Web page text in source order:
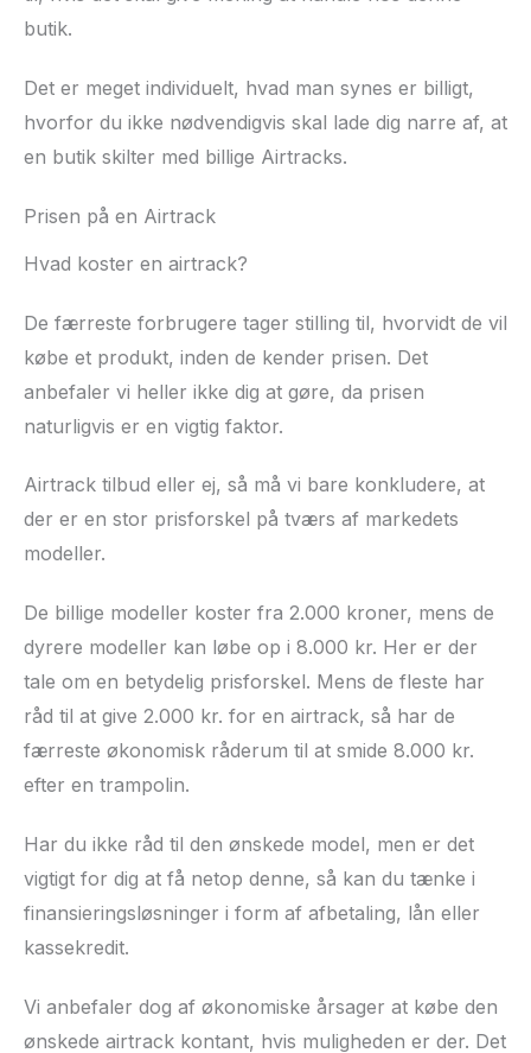
butik.
Det er meget individuelt, hvad man synes er billigt,
hvorfor du ikke nødvendigvis skal lade dig narre af, at
en butik skilter med billige Airtracks.
Prisen på en Airtrack
Hvad koster en airtrack?
De færreste forbrugere tager stilling til, hvorvidt de vil
købe et produkt, inden de kender prisen. Det
anbefaler vi heller ikke dig at gøre, da prisen
naturligvis er en vigtig faktor.
Airtrack tilbud eller ej, så må vi bare konkludere, at
der er en stor prisforskel på tværs af markedets
modeller.
De billige modeller koster fra 2.000 kroner, mens de
dyrere modeller kan løbe op i 8.000 kr. Her er der
tale om en betydelig prisforskel. Mens de fleste har
råd til at give 2.000 kr. for en airtrack, så har de
færreste økonomisk råderum til at smide 8.000 kr.
efter en trampolin.
Har du ikke råd til den ønskede model, men er det
vigtigt for dig at få netop denne, så kan du tænke i
finansieringsløsninger i form af afbetaling, lån eller
kassekredit.
Vi anbefaler dog af økonomiske årsager at købe den
ønskede airtrack kontant, hvis muligheden er der. Det